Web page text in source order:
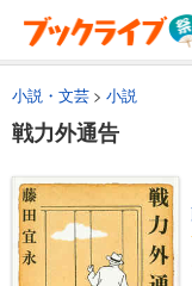
小説・文芸 小説
戦力外通告